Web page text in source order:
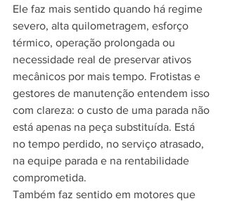
Ele faz mais sentido quando há regime
severo, alta quilometragem, esforço
térmico, operação prolongada ou
necessidade real de preservar ativos
mecânicos por mais tempo. Frotistas e
gestores de manutenção entendem isso
com clareza: o custo de uma parada não
está apenas na peça substituída. Está
no tempo perdido, no serviço atrasado,
na equipe parada e na rentabilidade
comprometida.
Também faz sentido em motores que